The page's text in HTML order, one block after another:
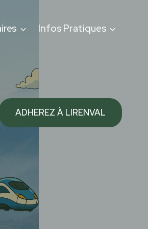
Infos Pratiques
ADHEREZ À LIRENVAL